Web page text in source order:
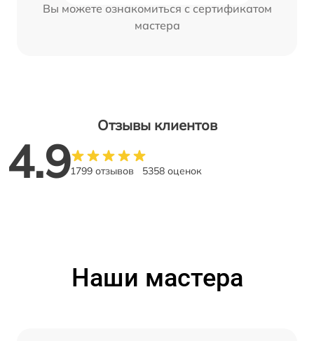
Вы можете ознакомиться с сертификатом
мастера
Отзывы клиентов
4.91799 отзывов 5358 оценок
Наши мастера